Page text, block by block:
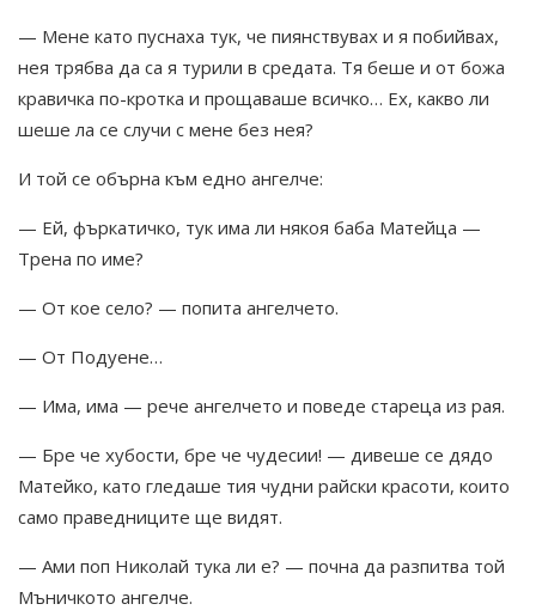
— Мене като пуснаха тук, че пиянствувах и я побийвах,
нея трябва да са я турили в средата. Тя беше и от божа
кравичка по-кротка и прощаваше всичко… Ех, какво ли
шеше ла се случи с мене без нея?
И той се обърна към едно ангелче:
— Ей, фъркатичко, тук има ли някоя баба Матейца —
Трена по име?
— От кое село? — попита ангелчето.
— От Подуене…
— Има, има — рече ангелчето и поведе стареца из рая.
— Бре че хубости, бре че чудесии! — дивеше се дядо
Матейко, като гледаше тия чудни райски красоти, които
само праведниците ще видят.
— Ами поп Николай тука ли е? — почна да разпитва той
Мъничкото ангелче.